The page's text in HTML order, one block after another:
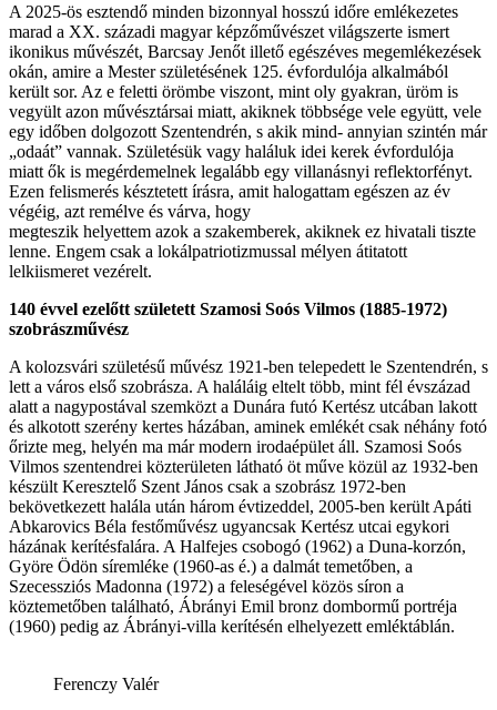
A 2025-ös esztendő minden bizonnyal hosszú időre emlékezetes
marad a XX. századi magyar képzőművészet világszerte ismert
ikonikus művészét, Barcsay Jenőt illető egészéves megemlékezések
okán, amire a Mester születésének 125. évfordulója alkalmából
került sor. Az e feletti örömbe viszont, mint oly gyakran, üröm is
vegyült azon művésztársai miatt, akiknek többsége vele együtt, vele
egy időben dolgozott Szentendrén, s akik mind- annyian szintén már
„odaát” vannak. Születésük vagy haláluk idei kerek évfordulója
miatt ők is megérdemelnek legalább egy villanásnyi reflektorfényt.
Ezen felismerés késztetett írásra, amit halogattam egészen az év
végéig, azt remélve és várva, hogy
megteszik helyettem azok a szakemberek, akiknek ez hivatali tiszte
lenne. Engem csak a lokálpatriotizmussal mélyen átitatott
lelkiismeret vezérelt.
140 évvel ezelőtt született Szamosi Soós Vilmos (1885-1972)
szobrászművész
A kolozsvári születésű művész 1921-ben telepedett le Szentendrén, s
lett a város első szobrásza. A haláláig eltelt több, mint fél évszázad
alatt a nagypostával szemközt a Dunára futó Kertész utcában lakott
és alkotott szerény kertes házában, aminek emlékét csak néhány fotó
őrizte meg, helyén ma már modern irodaépület áll. Szamosi Soós
Vilmos szentendrei közterületen látható öt műve közül az 1932-ben
készült Keresztelő Szent János csak a szobrász 1972-ben
bekövetkezett halála után három évtizeddel, 2005-ben került Apáti
Abkarovics Béla festőművész ugyancsak Kertész utcai egykori
házának kerítésfalára. A Halfejes csobogó (1962) a Duna-korzón,
Györe Ödön síremléke (1960-as é.) a dalmát temetőben, a
Szecessziós Madonna (1972) a feleségével közös síron a
köztemetőben található, Ábrányi Emil bronz dombormű portréja
(1960) pedig az Ábrányi-villa kerítésén elhelyezett emléktáblán.
Ferenczy Valér